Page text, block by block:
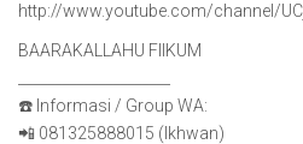
http://www.youtube.com/channel/
BAARAKALLAHU FIIKUM
☎️ Informasi / Group WA:
📲 081325888015 (Ikhwan)